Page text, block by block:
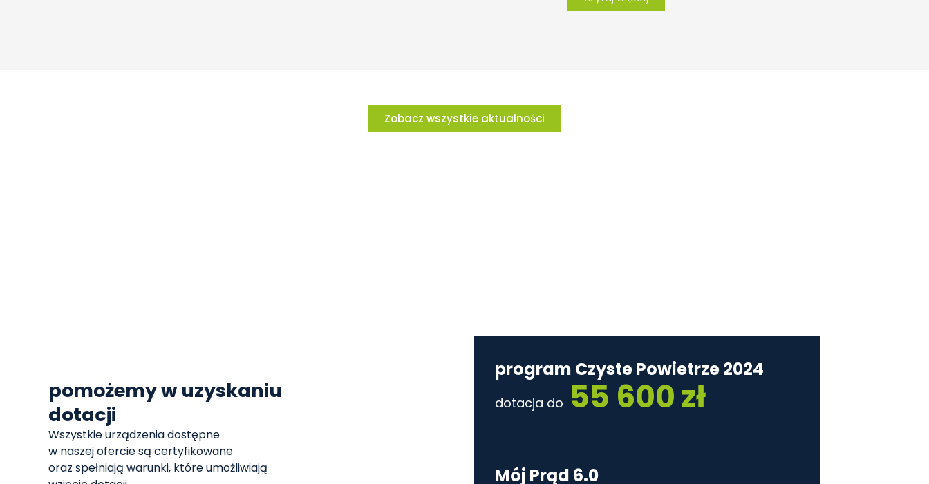
Zobacz wszystkie aktualności
pomożemy w uzyskaniu
dotacji
Wszystkie urządzenia dostępne
w naszej ofercie są certyfikowane
oraz spełniają warunki, które umożliwiają
program Czyste Powietrze 2024
dotacja do 55 600 zł
Mój Prąd 6.0